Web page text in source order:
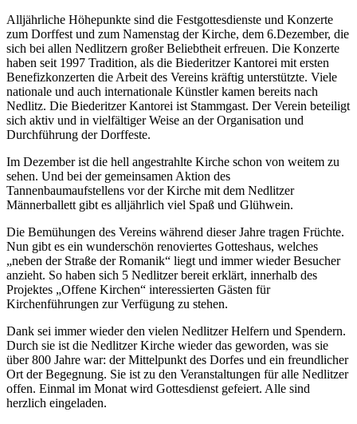
Alljährliche Höhepunkte sind die Festgottesdienste und Konzerte
zum Dorffest und zum Namenstag der Kirche, dem 6.Dezember, die
sich bei allen Nedlitzern großer Beliebtheit erfreuen. Die Konzerte
haben seit 1997 Tradition, als die Biederitzer Kantorei mit ersten
Benefizkonzerten die Arbeit des Vereins kräftig unterstützte. Viele
nationale und auch internationale Künstler kamen bereits nach
Nedlitz. Die Biederitzer Kantorei ist Stammgast. Der Verein beteiligt
sich aktiv und in vielfältiger Weise an der Organisation und
Durchführung der Dorffeste.
Im Dezember ist die hell angestrahlte Kirche schon von weitem zu
sehen. Und bei der gemeinsamen Aktion des
Tannenbaumaufstellens vor der Kirche mit dem Nedlitzer
Männerballett gibt es alljährlich viel Spaß und Glühwein.
Die Bemühungen des Vereins während dieser Jahre tragen Früchte.
Nun gibt es ein wunderschön renoviertes Gotteshaus, welches
„neben der Straße der Romanik“ liegt und immer wieder Besucher
anzieht. So haben sich 5 Nedlitzer bereit erklärt, innerhalb des
Projektes „Offene Kirchen“ interessierten Gästen für
Kirchenführungen zur Verfügung zu stehen.
Dank sei immer wieder den vielen Nedlitzer Helfern und Spendern.
Durch sie ist die Nedlitzer Kirche wieder das geworden, was sie
über 800 Jahre war: der Mittelpunkt des Dorfes und ein freundlicher
Ort der Begegnung. Sie ist zu den Veranstaltungen für alle Nedlitzer
offen. Einmal im Monat wird Gottesdienst gefeiert. Alle sind
herzlich eingeladen.